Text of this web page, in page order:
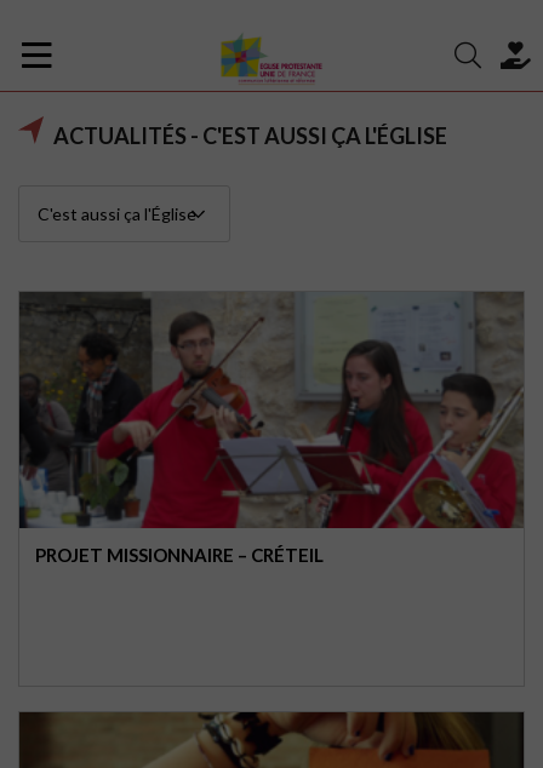
ACTUALITÉS - C'EST AUSSI ÇA L'ÉGLISE
PROJET MISSIONNAIRE – CRÉTEIL